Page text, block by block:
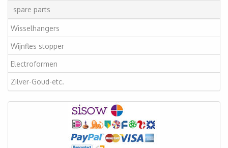
spare parts
Wisselhangers
Wijnfles stopper
Electroformen
Zilver-Goud-etc.